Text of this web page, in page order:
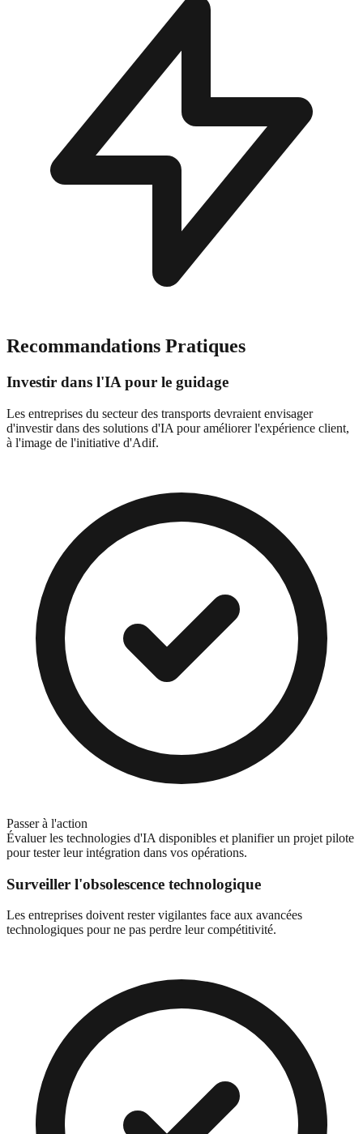
Recommandations Pratiques
Investir dans l'IA pour le guidage
Les entreprises du secteur des transports devraient envisager
d'investir dans des solutions d'IA pour améliorer l'expérience client,
à l'image de l'initiative d'Adif.
Passer à l'action
Évaluer les technologies d'IA disponibles et planifier un projet pilote
pour tester leur intégration dans vos opérations.
Surveiller l'obsolescence technologique
Les entreprises doivent rester vigilantes face aux avancées
technologiques pour ne pas perdre leur compétitivité.